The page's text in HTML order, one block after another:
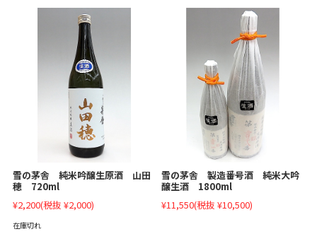
雪の茅舎 純米吟醸生原酒 山田
穂 720ml
¥2,200(税抜 ¥2,000)
在庫切れ
雪の茅舎 製造番号酒 純米大吟
醸生酒 1800ml
¥11,550(税抜 ¥10,500)